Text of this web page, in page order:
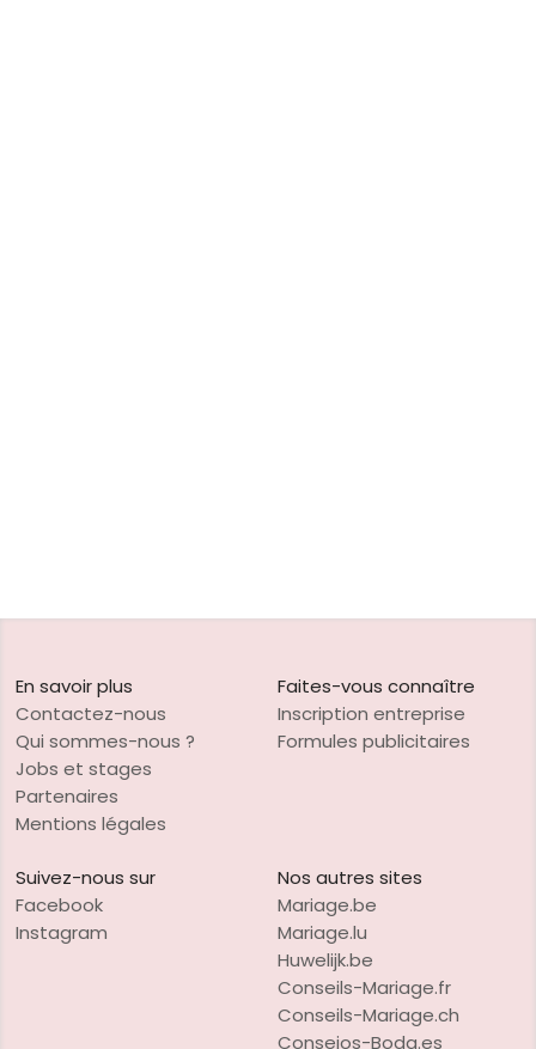
En savoir plus
Contactez-nous
Qui sommes-nous ?
Jobs et stages
Partenaires
Mentions légales
Faites-vous connaître
Inscription entreprise
Formules publicitaires
Suivez-nous sur
Facebook
Instagram
Nos autres sites
Mariage.be
Mariage.lu
Huwelijk.be
Conseils-Mariage.fr
Conseils-Mariage.ch
Consejos-Boda.es